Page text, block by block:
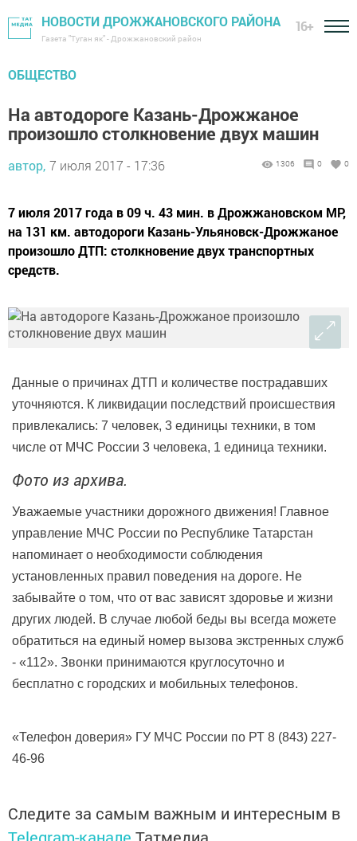
НОВОСТИ ДРОЖЖАНОВСКОГО РАЙОНА
Газета "Туган як" - Дрожжановский район
16+
ОБЩЕСТВО
На автодороге Казань-Дрожжаное
произошло столкновение двух машин
автор, 7 июля 2017 - 17:36 1306 0 0
7 июля 2017 года в 09 ч. 43 мин. в Дрожжановском МР,
на 131 км. автодороги Казань-Ульяновск-Дрожжаное
произошло ДТП: столкновение двух транспортных
средств.
Данные о причинах ДТП и количестве пострадавших
уточняются. К ликвидации последствий происшествия
привлекались: 7 человек, 3 единицы техники, в том
числе от МЧС России 3 человека, 1 единица техники.
Фото из архива.
Уважаемые участники дорожного движения! Главное
управление МЧС России по Республике Татарстан
напоминает о необходимости соблюдения
установленных правил поведения на дороге. Не
забывайте о том, что от вас зависят здоровье и жизни
других людей. В случае любой беды вы всегда можете
обратиться на единый номер вызова экстренных служб
- «112». Звонки принимаются круглосуточно и
бесплатно с городских и мобильных телефонов.
«Телефон доверия» ГУ МЧС России по РТ 8 (843) 227-
46-96
Следите за самым важным и интересным в